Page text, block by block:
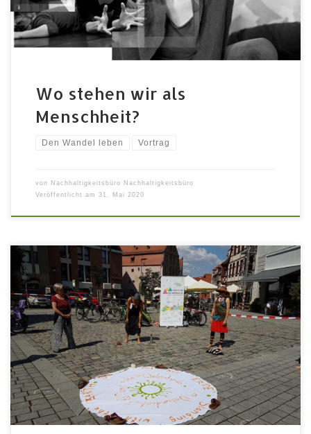
Menschheit im […]
Wo stehen wir als
Menschheit?
Den Wandel leben Vortrag
von Nachhaltigkeitsbüro Nachhaltigkeitsbüro
Veröffentlicht am 31. Mai 2020
Mit der Erde stehen in Verbundenheit und Demut und
als Akt des stillen Widerstands Am 18. Juli 2020 fand
in Fürth im Rahmen des Festivals ein Standing with the
Earth auf dem Grünen Markt statt. Heike Pourian,
Referentin des Vortrags „Wo stehen wir als
Menschheit?“ brachte ihre Erfahrungen aus vielen […]